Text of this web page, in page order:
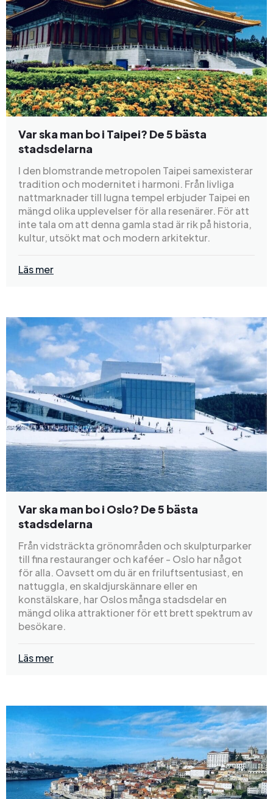
Var ska man bo i Taipei? De 5 bästa
stadsdelarna
I den blomstrande metropolen Taipei samexisterar
tradition och modernitet i harmoni. Från livliga
nattmarknader till lugna tempel erbjuder Taipei en
mängd olika upplevelser för alla resenärer. För att
inte tala om att denna gamla stad är rik på historia,
kultur, utsökt mat och modern arkitektur.
Läs mer
Var ska man bo i Oslo? De 5 bästa
stadsdelarna
Från vidsträckta grönområden och skulpturparker
till fina restauranger och kaféer - Oslo har något
för alla. Oavsett om du är en friluftsentusiast, en
nattuggla, en skaldjurskännare eller en
konstälskare, har Oslos många stadsdelar en
mängd olika attraktioner för ett brett spektrum av
besökare.
Läs mer